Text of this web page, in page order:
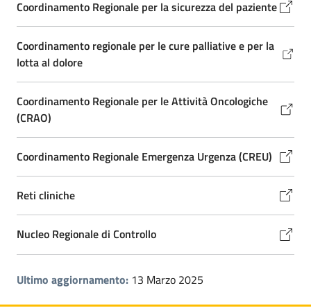
Coordinamento Regionale per la sicurezza del paziente
Coordinamento regionale per le cure palliative e per la
lotta al dolore
Coordinamento Regionale per le Attività Oncologiche
(CRAO)
Coordinamento Regionale Emergenza Urgenza (CREU)
Reti cliniche
Nucleo Regionale di Controllo
Ultimo aggiornamento: 13 Marzo 2025